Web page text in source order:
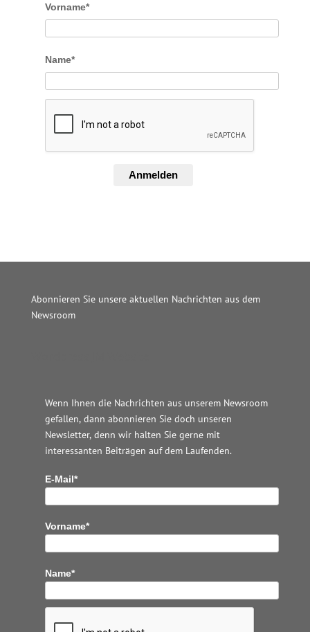
Vorname*
Name*
Anmelden
Abonnieren Sie unsere aktuellen Nachrichten aus dem
Newsroom
Wenn Ihnen die Nachrichten aus unserem Newsroom
gefallen, dann abonnieren Sie doch unseren
Newsletter, denn wir halten Sie gerne mit
interessanten Beiträgen auf dem Laufenden.
E-Mail*
Vorname*
Name*